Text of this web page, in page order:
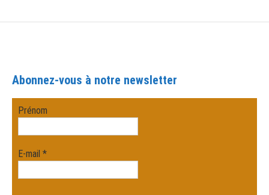
Abonnez-vous à notre newsletter
Prénom
E-mail*